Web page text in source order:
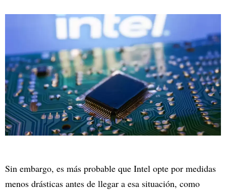
Sin embargo, es más probable que Intel opte por medidas
menos drásticas antes de llegar a esa situación, como